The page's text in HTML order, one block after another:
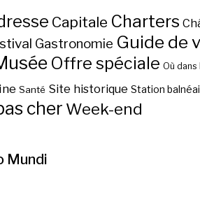
Capitale Charters
Gastronomie Guide de
Offre spéciale Où dans
Santé Site historique Station
cher Week-end
Mundi